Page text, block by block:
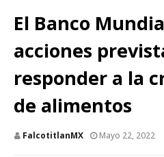
El Banco
acciones
responder a la
de alimentos
FalcotitlanMX Mayo 22, 2022